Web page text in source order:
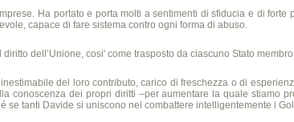
Ha portato e porta molti a sentimenti di sfiducia e di
capace di fare sistema contro ogni forma di abuso.
dell’Unione, cosi' come trasposto da ciascuno Stato
del loro contributo, carico di freschezza o di
conoscenza dei propri diritti –per aumentare la quale stiamo
tanti Davide si uniscono nel combattere intelligentemente i